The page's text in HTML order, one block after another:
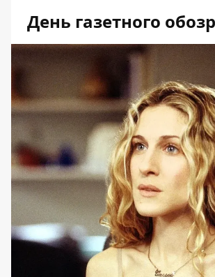
День газетного